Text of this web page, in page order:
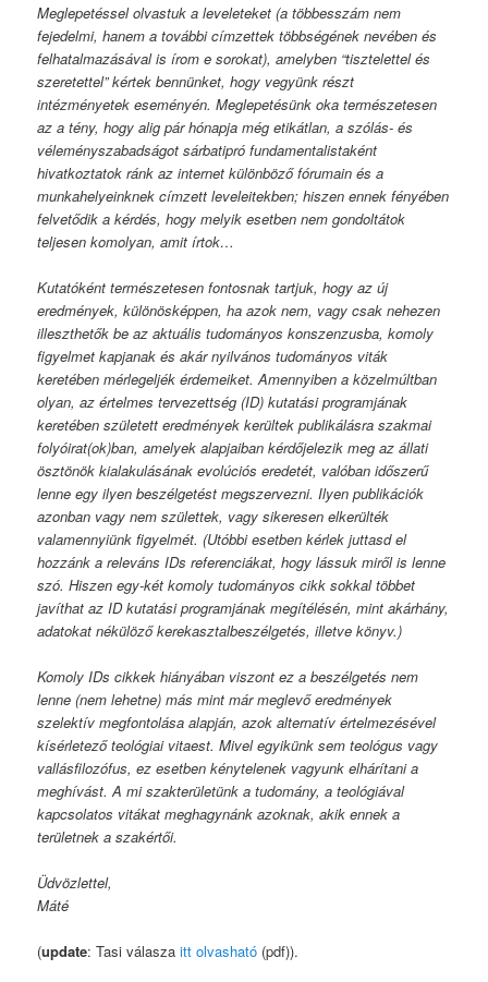
Meglepetéssel olvastuk a leveleteket (a többesszám nem
fejedelmi, hanem a további címzettek többségének nevében és
felhatalmazásával is írom e sorokat), amelyben “tisztelettel és
szeretettel” kértek bennünket, hogy vegyünk részt
intézményetek eseményén. Meglepetésünk oka természetesen
az a tény, hogy alig pár hónapja még etikátlan, a szólás- és
véleményszabadságot sárbatipró fundamentalistaként
hivatkoztatok ránk az internet különböző fórumain és a
munkahelyeinknek címzett leveleitekben; hiszen ennek fényében
felvetődik a kérdés, hogy melyik esetben nem gondoltátok
teljesen komolyan, amit írtok…
Kutatóként természetesen fontosnak tartjuk, hogy az új
eredmények, különösképpen, ha azok nem, vagy csak nehezen
illeszthetők be az aktuális tudományos konszenzusba, komoly
figyelmet kapjanak és akár nyilvános tudományos viták
keretében mérlegeljék érdemeiket. Amennyiben a közelmúltban
olyan, az értelmes tervezettség (ID) kutatási programjának
keretében született eredmények kerültek publikálásra szakmai
folyóirat(ok)ban, amelyek alapjaiban kérdőjelezik meg az állati
ösztönök kialakulásának evolúciós eredetét, valóban időszerű
lenne egy ilyen beszélgetést megszervezni. Ilyen publikációk
azonban vagy nem születtek, vagy sikeresen elkerülték
valamennyiünk figyelmét. (Utóbbi esetben kérlek juttasd el
hozzánk a releváns IDs referenciákat, hogy lássuk miről is lenne
szó. Hiszen egy-két komoly tudományos cikk sokkal többet
javíthat az ID kutatási programjának megítélésén, mint akárhány,
adatokat nékülöző kerekasztalbeszélgetés, illetve könyv.)
Komoly IDs cikkek hiányában viszont ez a beszélgetés nem
lenne (nem lehetne) más mint már meglevő eredmények
szelektív megfontolása alapján, azok alternatív értelmezésével
kísérletező teológiai vitaest. Mivel egyikünk sem teológus vagy
vallásfilozófus, ez esetben kénytelenek vagyunk elhárítani a
meghívást. A mi szakterületünk a tudomány, a teológiával
kapcsolatos vitákat meghagynánk azoknak, akik ennek a
területnek a szakértői.
Üdvözlettel,
Máté
(update: Tasi válaszaitt olvasható (pdf)).